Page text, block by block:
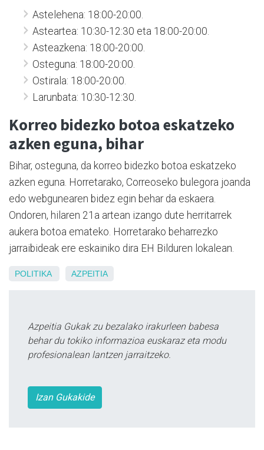
Astelehena: 18:00-20:00.
Asteartea: 10:30-12:30 eta 18:00-20:00.
Asteazkena: 18:00-20:00.
Osteguna: 18:00-20:00.
Ostirala: 18:00-20:00.
Larunbata: 10:30-12:30.
Korreo bidezko botoa eskatzeko
azken eguna, bihar
Bihar, osteguna, da korreo bidezko botoa eskatzeko
azken eguna. Horretarako, Correoseko bulegora joanda
edo webgunearen bidez egin behar da eskaera.
Ondoren, hilaren 21a artean izango dute herritarrek
aukera botoa emateko. Horretarako beharrezko
jarraibideak ere eskainiko dira EH Bilduren lokalean.
POLITIKA AZPEITIA
Azpeitia Gukak zu bezalako irakurleen babesa
behar du tokiko informazioa euskaraz eta modu
profesionalean lantzen jarraitzeko.
Izan Gukakide